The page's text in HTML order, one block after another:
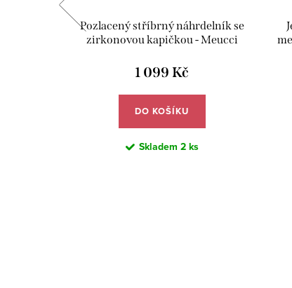
Pozlacený stříbrný náhrdelník se
zirkonovou kapičkou - Meucci
1 099 Kč
DO KOŠÍKU
Skladem 2 ks